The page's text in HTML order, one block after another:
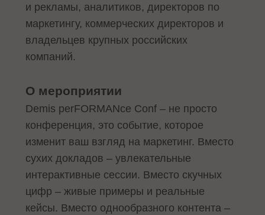
и рекламы, аналитиков, директоров по
маркетингу, коммерческих директоров и
владельцев крупных российских
компаний.
О мероприятии
Demis perFORMANce Conf – не просто
конференция, это событие, которое
изменит ваш взгляд на маркетинг. Вместо
сухих докладов – увлекательные
интерактивные сессии. Вместо скучных
цифр – живые примеры и реальные
кейсы. Вместо однообразного контента –